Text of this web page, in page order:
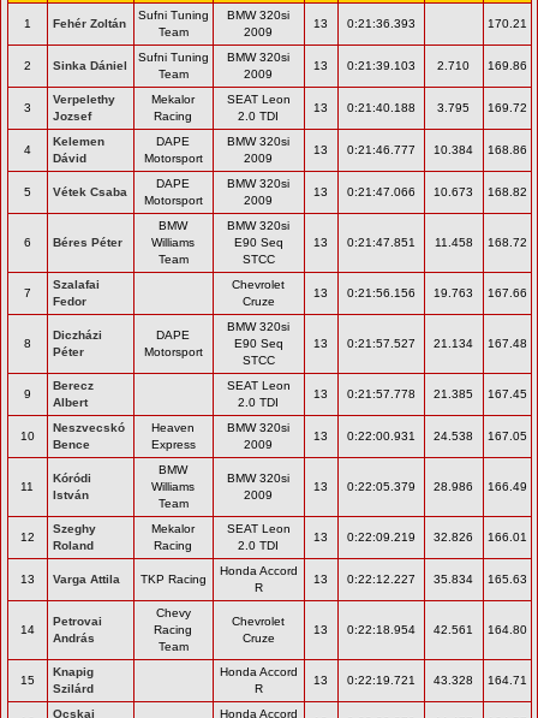
1 Fehér Zoltán
Sufni Tuning
Team
BMW 320si
2009
13 0:21:36.393 170.21
2 Sinka Dániel
Sufni Tuning
Team
BMW 320si
2009
13 0:21:39.103 2.710 169.86
3
Verpelethy
Jozsef
Mekalor
Racing
SEAT Leon
2.0 TDI
13 0:21:40.188 3.795 169.72
4
Kelemen
Dávid
DAPE
Motorsport
BMW 320si
2009
13 0:21:46.777 10.384 168.86
5 Vétek Csaba
DAPE
Motorsport
BMW 320si
2009
13 0:21:47.066 10.673 168.82
6 Béres Péter
BMW
Williams
Team
BMW 320si
E90 Seq
STCC
13 0:21:47.851 11.458 168.72
7
Szalafai
Fedor
Chevrolet
Cruze
13 0:21:56.156 19.763 167.66
8
Diczházi
Péter
DAPE
Motorsport
BMW 320si
E90 Seq
STCC
13 0:21:57.527 21.134 167.48
9
Berecz
Albert
SEAT Leon
2.0 TDI
13 0:21:57.778 21.385 167.45
10
Neszvecskó
Bence
Heaven
Express
BMW 320si
2009
13 0:22:00.931 24.538 167.05
11
Kóródi
István
BMW
Williams
Team
BMW 320si
2009
13 0:22:05.379 28.986 166.49
12
Szeghy
Roland
Mekalor
Racing
SEAT Leon
2.0 TDI
13 0:22:09.219 32.826 166.01
13 Varga Attila TKP Racing
Honda Accord
R
13 0:22:12.227 35.834 165.63
14
Petrovai
András
Chevy
Racing
Team
Chevrolet
Cruze
13 0:22:18.954 42.561 164.80
15
Knapig
Szilárd
Honda Accord
R
13 0:22:19.721 43.328 164.71
Ocskai
Honda Accord